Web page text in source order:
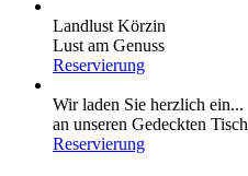
Landlust Körzin
Lust am Genuss
Reservierung
Wir laden Sie herzlich ein...
an unseren Gedeckten Tisch
Reservierung